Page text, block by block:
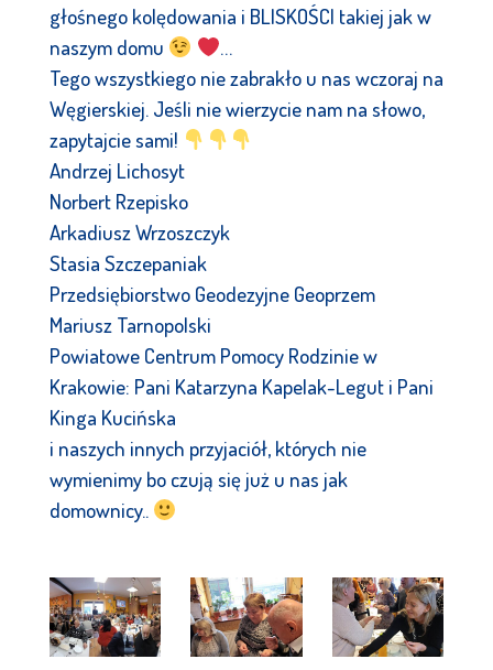
głośnego kolędowania i BLISKOŚCI takiej jak w
naszym domu
…
Tego wszystkiego nie zabrakło u nas wczoraj na
Węgierskiej. Jeśli nie wierzycie nam na słowo,
zapytajcie sami!
Andrzej Lichosyt
Norbert Rzepisko
Arkadiusz Wrzoszczyk
Stasia Szczepaniak
Przedsiębiorstwo Geodezyjne Geoprzem
Mariusz Tarnopolski
Powiatowe Centrum Pomocy Rodzinie w
Krakowie: Pani Katarzyna Kapelak-Legut i Pani
Kinga Kucińska
i naszych innych przyjaciół, których nie
wymienimy bo czują się już u nas jak
domownicy..